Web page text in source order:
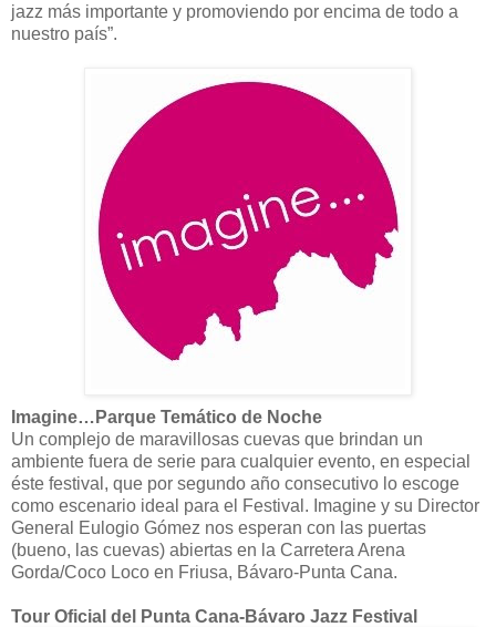
jazz más importante y promoviendo por encima de todo a
nuestro país”.
Imagine…Parque Temático de Noche
Un complejo de maravillosas cuevas que brindan un
ambiente fuera de serie para cualquier evento, en especial
éste festival, que por segundo año consecutivo lo escoge
como escenario ideal para el Festival. Imagine y su Director
General Eulogio Gómez nos esperan con las puertas
(bueno, las cuevas) abiertas en la Carretera Arena
Gorda/Coco Loco en Friusa, Bávaro-Punta Cana.
Tour Oficial del Punta Cana-Bávaro Jazz Festival